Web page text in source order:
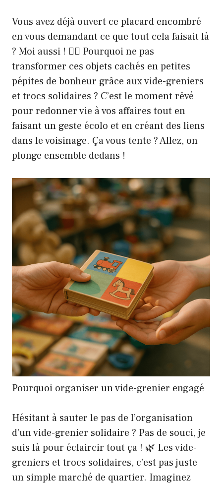
Vous avez déjà ouvert ce placard encombré
en vous demandant ce que tout cela faisait là
? Moi aussi ! 🙋‍♂️ Pourquoi ne pas
transformer ces objets cachés en petites
pépites de bonheur grâce aux vide-greniers
et trocs solidaires ? C’est le moment rêvé
pour redonner vie à vos affaires tout en
faisant un geste écolo et en créant des liens
dans le voisinage. Ça vous tente ? Allez, on
plonge ensemble dedans !
Pourquoi organiser un vide-grenier engagé
Hésitant à sauter le pas de l’organisation
d’un vide-grenier solidaire ? Pas de souci, je
suis là pour éclaircir tout ça ! 🌿 Les vide-
greniers et trocs solidaires, c’est pas juste
un simple marché de quartier. Imaginez